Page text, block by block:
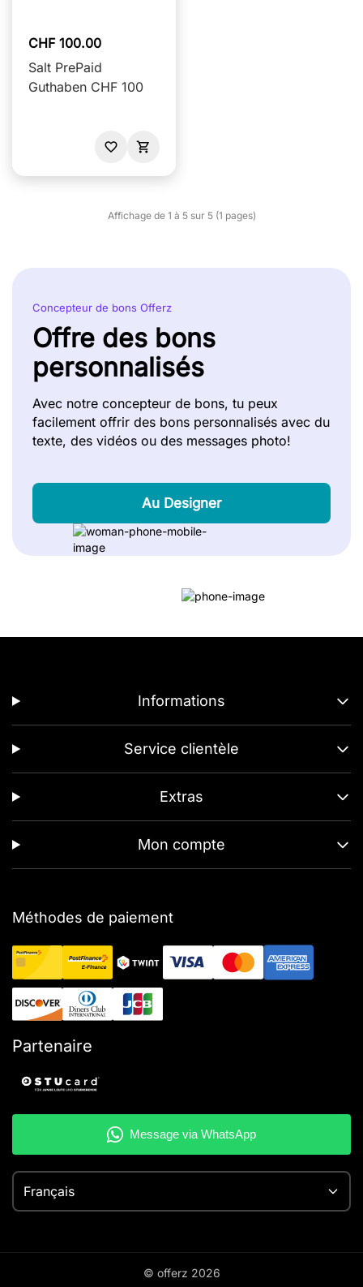
CHF 100.00
Salt PrePaid
Guthaben CHF 100
Affichage de 1 à 5 sur 5 (1 pages)
Concepteur de bons Offerz
Offre des bons
personnalisés
Avec notre concepteur de bons, tu peux
facilement offrir des bons personnalisés avec du
texte, des vidéos ou des messages photo!
Au Designer
Informations
Service clientèle
Extras
Mon compte
Méthodes de paiement
Partenaire
Français
© offerz 2026